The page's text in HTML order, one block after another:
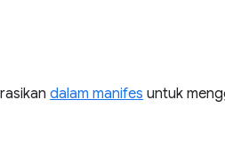
dalam manifes untuk